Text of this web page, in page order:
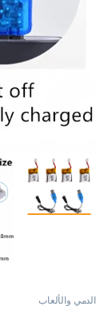
الدمي والألعاب